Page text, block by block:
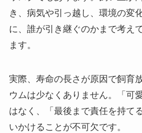
き、病気や引っ越し、環境の変
に、誰が引き継ぐのかまで考え
ます。
実際、寿命の長さが原因で飼育
ウムは少なくありません。「可
はなく、「最後まで責任を持て
いかけることが不可欠です。